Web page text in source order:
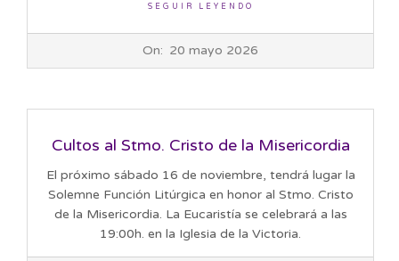
SEGUIR LEYENDO
On: 20 mayo 2026
Cultos al Stmo. Cristo de la Misericordia
El próximo sábado 16 de noviembre, tendrá lugar la
Solemne Función Litúrgica en honor al Stmo. Cristo
de la Misericordia. La Eucaristía se celebrará a las
19:00h. en la Iglesia de la Victoria.